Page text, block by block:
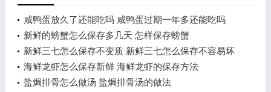
咸鸭蛋放久了还能吃吗 咸鸭蛋过期一年多还能吃吗
新鲜的螃蟹怎么保存多几天 怎样保存螃蟹
新鲜三七怎么保存不变质 新鲜三七怎么保存不容易坏
海鲜龙虾怎么保存新鲜 海鲜龙虾的保存方法
盐焗排骨怎么做汤 盐焗排骨汤的做法